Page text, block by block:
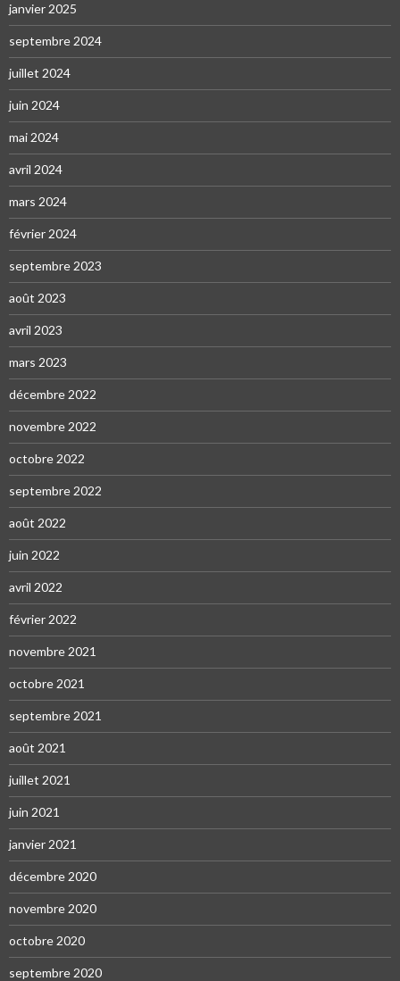
janvier 2025
septembre 2024
juillet 2024
juin 2024
mai 2024
avril 2024
mars 2024
février 2024
septembre 2023
août 2023
avril 2023
mars 2023
décembre 2022
novembre 2022
octobre 2022
septembre 2022
août 2022
juin 2022
avril 2022
février 2022
novembre 2021
octobre 2021
septembre 2021
août 2021
juillet 2021
juin 2021
janvier 2021
décembre 2020
novembre 2020
octobre 2020
septembre 2020